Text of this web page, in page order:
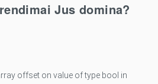
Jus domina?
offset on value of type bool in